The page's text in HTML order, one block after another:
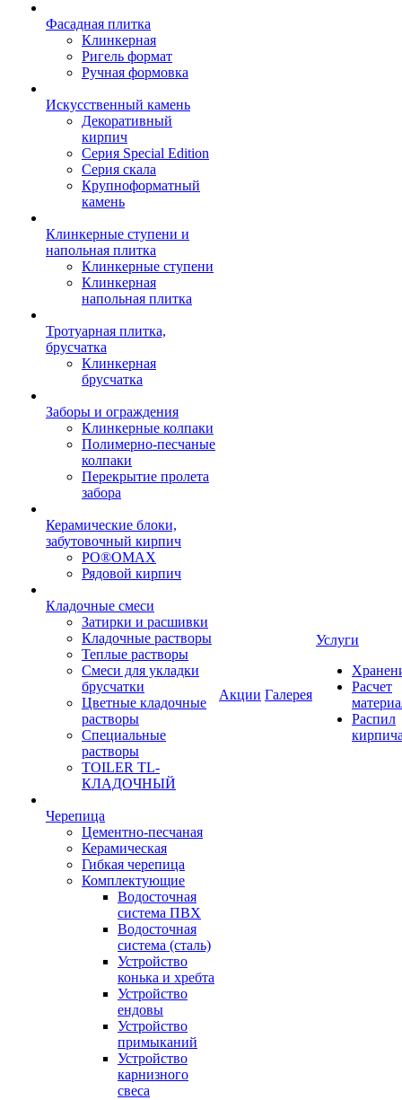
Фасадная плитка
Клинкерная
Ригель формат
Ручная формовка
Искусственный камень
Декоративный
кирпич
Серия Special Edition
Серия скала
Крупноформатный
камень
Клинкерные ступени и
напольная плитка
Клинкерные ступени
Клинкерная
напольная плитка
Тротуарная плитка,
брусчатка
Клинкерная
брусчатка
Заборы и ограждения
Клинкерные колпаки
Полимерно-песчаные
колпаки
Перекрытие пролета
забора
Керамические блоки,
забутовочный кирпич
PO®OMAX
Рядовой кирпич
Кладочные смеси
Затирки и расшивки
Кладочные растворы
Теплые растворы
Смеси для укладки
брусчатки
Цветные кладочные
растворы
Специальные
растворы
TOILER TL-
КЛАДОЧНЫЙ
Черепица
Цементно-песчаная
Керамическая
Гибкая черепица
Комплектующие
Водосточная
система ПВХ
Водосточная
система (сталь)
Устройство
конька и хребта
Устройство
ендовы
Устройство
примыканий
Устройство
карнизного
свеса
Акции Галерея
Услуги
Расчет
Распил